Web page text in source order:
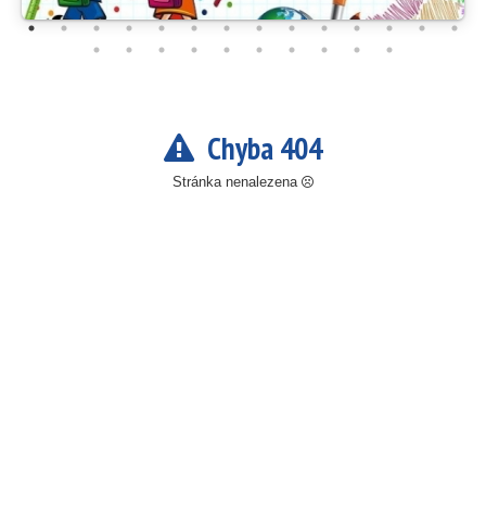
Chyba 404
Stránka nenalezena